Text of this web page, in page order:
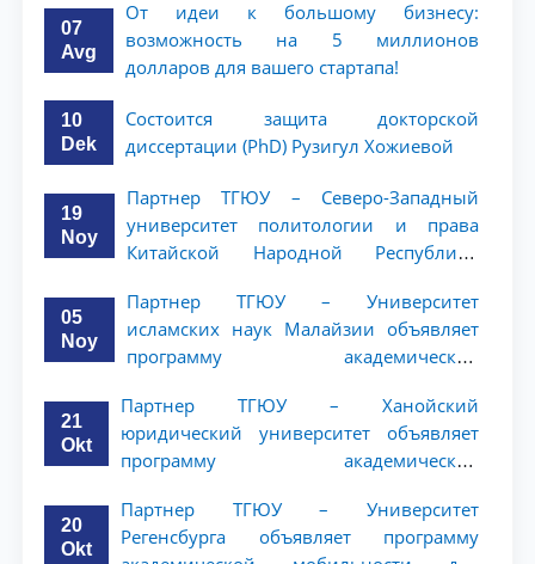
07
Avg
От идеи к большому бизнесу:
возможность на 5 миллионов
долларов для вашего стартапа!
10
Dek
Состоится защита докторской
диссертации (PhD) Рузигул Xoжиевой
19
Noy
Партнер ТГЮУ – Северо-Западный
университет политологии и права
Китайской Народной Республики
академической мобильности для
студентов 2–3 курсов
05
Noy
Партнер ТГЮУ – Университет
исламских наук Малайзии объявляет
программу академической
ТГЮУ
21
Okt
Партнер ТГЮУ – Ханойский
юридический университет объявляет
программу академической
20
Okt
Партнер ТГЮУ – Университет
Регенсбурга объявляет программу